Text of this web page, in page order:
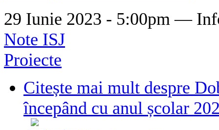
29 Iunie 2023 - 5:00pm —
Note ISJ
Proiecte
Citește mai mult despre
începând cu anul școlar